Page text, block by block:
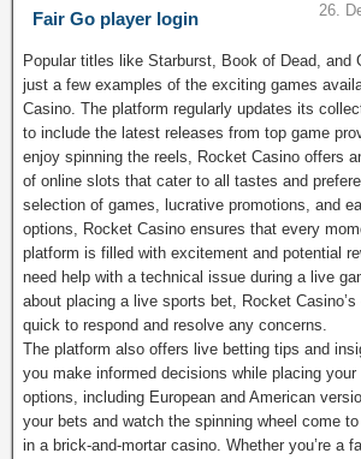
Fair Go player login 26.
Popular titles like Starburst, Book of Dead, and
just a few examples of the exciting games
Casino. The platform regularly updates its
to include the latest releases from top game
enjoy spinning the reels, Rocket Casino offers
of online slots that cater to all tastes and
selection of games, lucrative promotions, and
options, Rocket Casino ensures that every
platform is filled with excitement and potential
need help with a technical issue during a live
about placing a live sports bet, Rocket
quick to respond and resolve any concerns.
The platform also offers live betting tips and
you make informed decisions while placing
options, including European and American
your bets and watch the spinning wheel come
in a brick-and-mortar casino. Whether you’re a